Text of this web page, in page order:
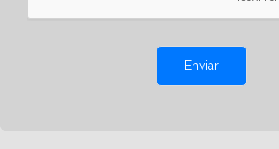
Enviar